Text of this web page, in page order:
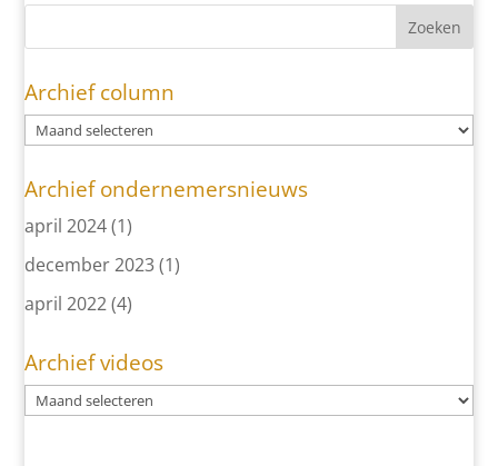
Archief column
Archief ondernemersnieuws
april 2024(1)
december 2023(1)
april 2022(4)
Archief videos